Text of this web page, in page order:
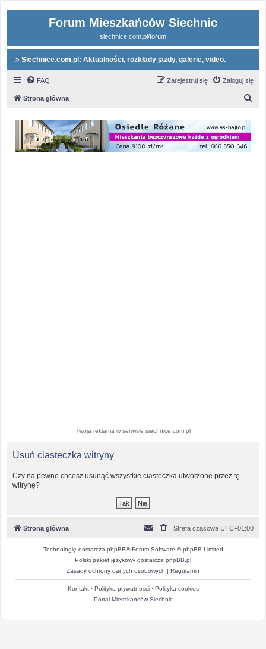
Forum Mieszkańców Siechnic
siechnice.com.pl/forum
Siechnice.com.pl: Aktualności, rozkłady jazdy, galerie, video.
FAQ Zaloguj się
Zarejestruj się
Strona główna
Twoja reklama w serwisie siechnice.com.pl
Usuń ciasteczka witryny
Czy na pewno chcesz usunąć wszystkie ciasteczka utworzone przez tę
witrynę?
Strona główna Strefa czasowa UTC+01:00
Technologię dostarcza phpBB® Forum Software © phpBB Limited
Polski pakiet językowy dostarcza phpBB.pl
Zasady ochrony danych osobowych | Regulamin
Kontakt· Polityka prywatności· Polityka cookies
Portal Mieszkańców Siechnic